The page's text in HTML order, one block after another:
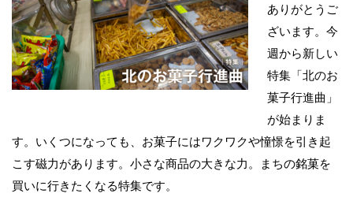
ありがとうご
ざいます。今
週から新しい
特集「北のお
菓子行進曲」
が始まりま
す。いくつになっても、お菓子にはワクワクや憧憬を引き起
こす磁力があります。小さな商品の大きな力。まちの銘菓を
買いに行きたくなる特集です。